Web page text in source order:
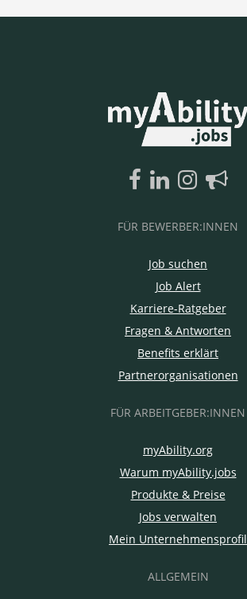
FÜR BEWERBER:INNEN
Job suchen
Job Alert
Karriere-Ratgeber
Fragen & Antworten
Benefits erklärt
Partnerorganisationen
FÜR ARBEITGEBER:INNEN
myAbility.org
Warum myAbility.jobs
Produkte & Preise
Jobs verwalten
Mein Unternehmensprofil
ALLGEMEIN